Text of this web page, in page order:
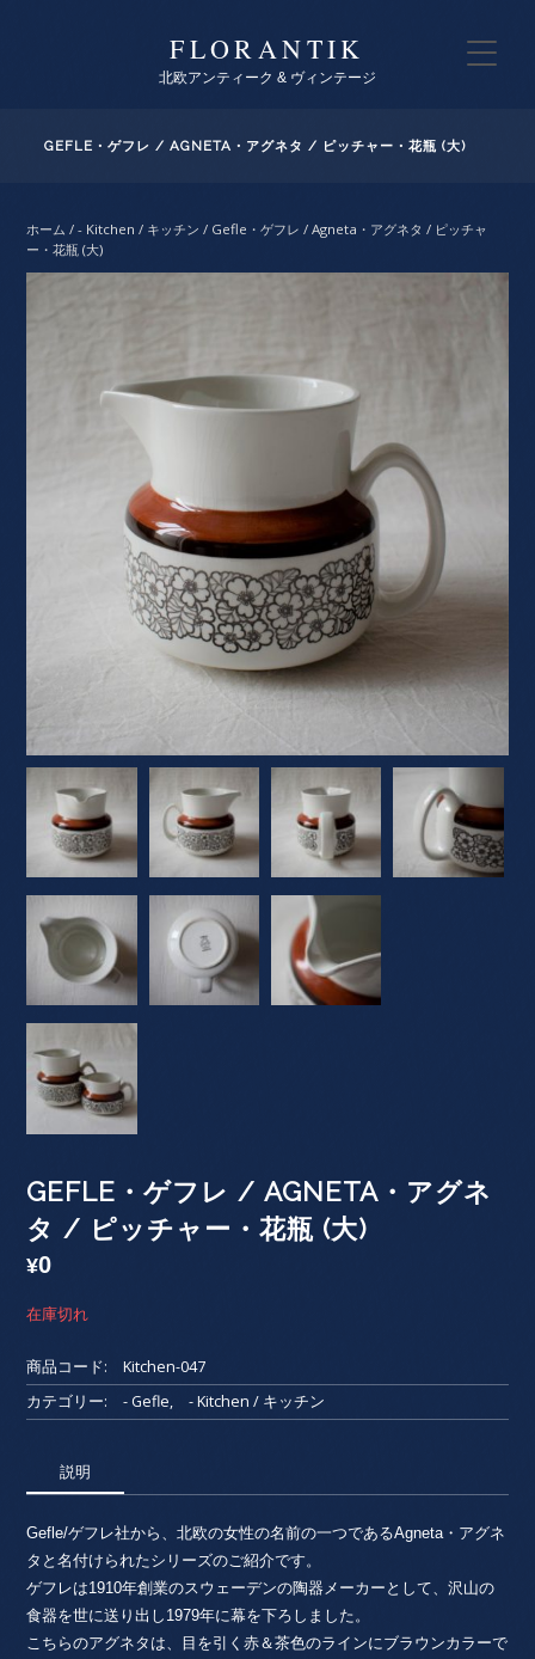
FLORANTIK
北欧アンティーク & ヴィンテージ
GEFLE・ゲフレ / AGNETA・アグネタ / ピッチャー・花瓶 (大)
ホーム /- Kitchen / キッチン / Gefle・ゲフレ / Agneta・アグネタ / ピッチャ
ー・花瓶 (大)
GEFLE・ゲフレ / AGNETA・アグネ
タ / ピッチャー・花瓶 (大)
¥0
在庫切れ
商品コード:
Kitchen-047
カテゴリー:
- Gefle, - Kitchen / キッチン
説明
Gefle/ゲフレ社から、北欧の女性の名前の一つであるAgneta・アグネ
タと名付けられたシリーズのご紹介です。
ゲフレは1910年創業のスウェーデンの陶器メーカーとして、沢山の
食器を世に送り出し1979年に幕を下ろしました。
こちらのアグネタは、目を引く赤＆茶色のラインにブラウンカラーで